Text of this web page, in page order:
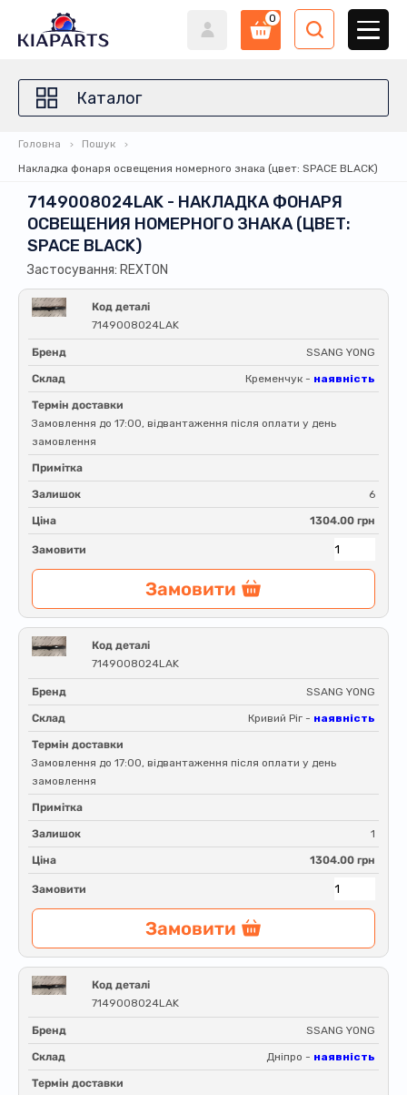
0
Каталог
Головна
Пошук
Накладка фонаря освещения номерного знака (цвет: SPACE BLACK)
7149008024LAK - НАКЛАДКА ФОНАРЯ
ОСВЕЩЕНИЯ НОМЕРНОГО ЗНАКА (ЦВЕТ:
SPACE BLACK)
Застосування: REXTON
Код деталі
7149008024LAK
Бренд SSANG YONG
Склад Кременчук - наявність
Термін доставки
Замовлення до 17:00, відвантаження після оплати у день
замовлення
Примітка
Залишок 6
Ціна 1304.00 грн
Замовити
Замовити
Код деталі
7149008024LAK
Бренд SSANG YONG
Склад Кривий Ріг - наявність
Термін доставки
Замовлення до 17:00, відвантаження після оплати у день
замовлення
Примітка
Залишок 1
Ціна 1304.00 грн
Замовити
Замовити
Код деталі
7149008024LAK
Бренд SSANG YONG
Склад Дніпро - наявність
Термін доставки